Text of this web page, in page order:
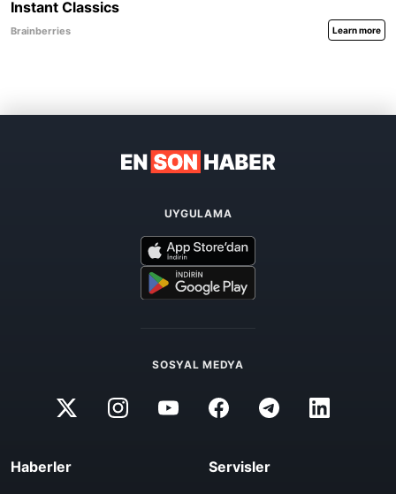
UYGULAMA
SOSYAL MEDYA
Haberler Servisler